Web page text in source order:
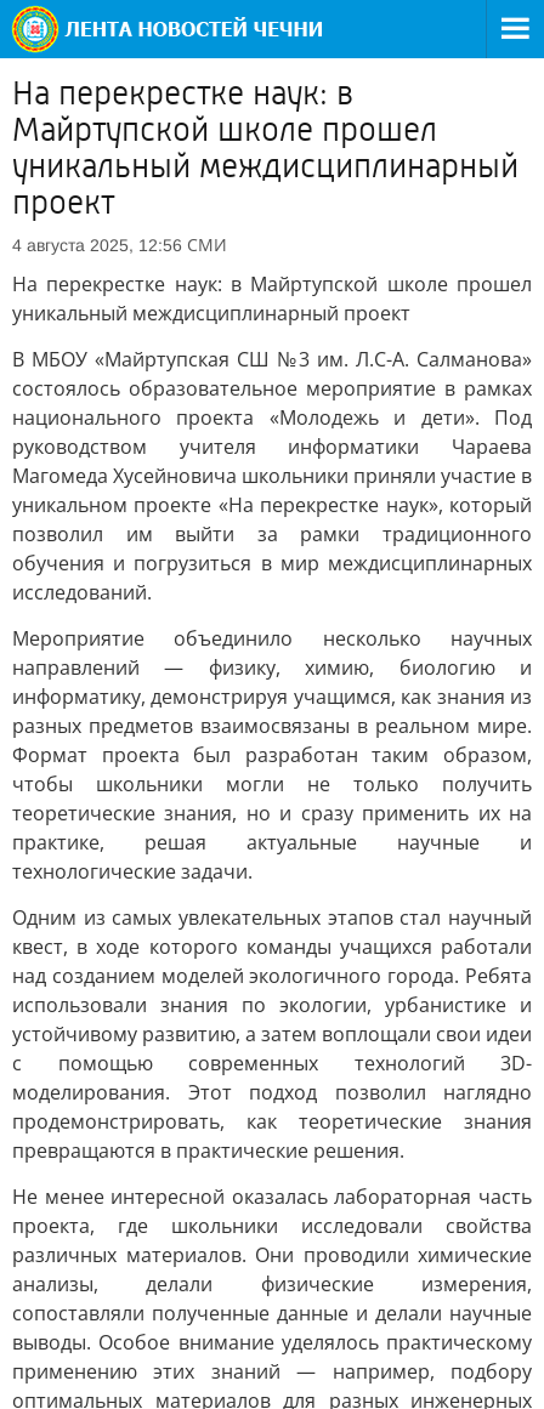
На перекрестке наук: в
Майртупской школе прошел
уникальный междисциплинарный
проект
4 августа 2025, 12:56 СМИ
На перекрестке наук: в Майртупской школе прошел
уникальный междисциплинарный проект
В МБОУ «Майртупская СШ №3 им. Л.С-А. Салманова»
состоялось образовательное мероприятие в рамках
национального проекта «Молодежь и дети». Под
руководством учителя информатики Чараева
Магомеда Хусейновича школьники приняли участие в
уникальном проекте «На перекрестке наук», который
позволил им выйти за рамки традиционного
обучения и погрузиться в мир междисциплинарных
исследований.
Мероприятие объединило несколько научных
направлений — физику, химию, биологию и
информатику, демонстрируя учащимся, как знания из
разных предметов взаимосвязаны в реальном мире.
Формат проекта был разработан таким образом,
чтобы школьники могли не только получить
теоретические знания, но и сразу применить их на
практике, решая актуальные научные и
технологические задачи.
Одним из самых увлекательных этапов стал научный
квест, в ходе которого команды учащихся работали
над созданием моделей экологичного города. Ребята
использовали знания по экологии, урбанистике и
устойчивому развитию, а затем воплощали свои идеи
с помощью современных технологий 3D-
моделирования. Этот подход позволил наглядно
продемонстрировать, как теоретические знания
превращаются в практические решения.
Не менее интересной оказалась лабораторная часть
проекта, где школьники исследовали свойства
различных материалов. Они проводили химические
анализы, делали физические измерения,
сопоставляли полученные данные и делали научные
выводы. Особое внимание уделялось практическому
применению этих знаний — например, подбору
оптимальных материалов для разных инженерных